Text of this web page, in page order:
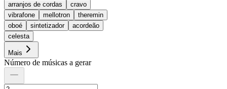
arranjos de cordas
cravo
vibrafone
mellotron
theremin
oboé
sintetizador
acordeão
celesta
Mais
Número de músicas a gerar